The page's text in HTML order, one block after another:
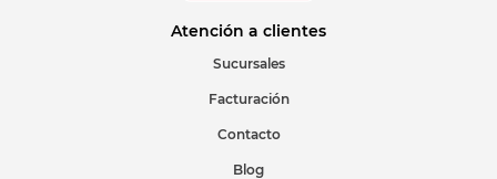
Correo electrónicoAtención a clientes
Sucursales
Facturación
Contacto
Blog